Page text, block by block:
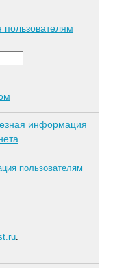
пользователям
.